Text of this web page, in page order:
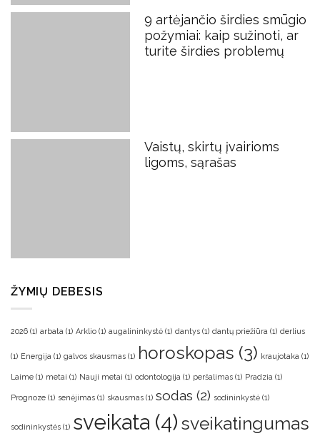
9 artėjančio širdies smūgio
požymiai: kaip sužinoti, ar
turite širdies problemų
Vaistų, skirtų įvairioms
ligoms, sąrašas
ŽYMIŲ DEBESIS
2026 (1) arbata (1) Arklio (1) augalininkystė (1) dantys (1) dantų priežiūra (1) derlius
(1) Energija (1) galvos skausmas (1) horoskopas (3) kraujotaka (1)
Laime (1) metai (1) Nauji metai (1) odontologija (1) peršalimas (1) Pradzia (1)
Prognoze (1) senėjimas (1) skausmas (1) sodas (2) sodininkystė (1)
sodininkystės (1) sveikata (4) sveikatingumas